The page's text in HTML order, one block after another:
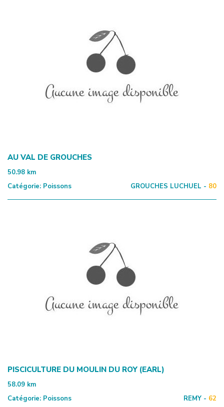
AU VAL DE GROUCHES
50.98 km
Catégorie: Poissons GROUCHES LUCHUEL - 80
PISCICULTURE DU MOULIN DU ROY (EARL)
58.09 km
Catégorie: Poissons REMY - 62